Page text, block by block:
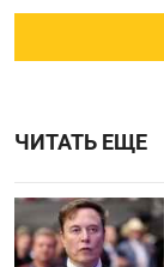
ЧИТАТЬ ЕЩЕ